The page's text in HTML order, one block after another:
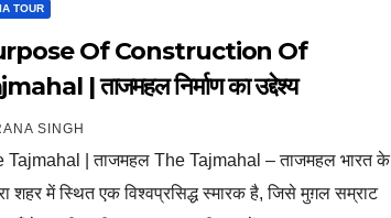
TOUR
Of Construction Of
| ताजमहल निर्माण का उद्देश्य
SINGH
Tajmahal | ताजमहल The Tajmahal – ताजमहल भारत के
शहर में स्थित एक विश्वप्रसिद्ध स्मारक है, जिसे मुग़ल सम्राट